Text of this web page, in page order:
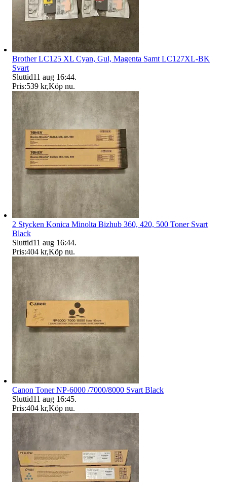
Brother LC125 XL Cyan, Gul, Magenta Samt LC127XL-BK
Svart
Sluttid11 aug 16:44.
Pris:539 kr,Köp nu.
2 Stycken Konica Minolta Bizhub 360, 420, 500 Toner Svart
Black
Sluttid11 aug 16:44.
Pris:404 kr,Köp nu.
Canon Toner NP-6000 /7000/8000 Svart Black
Sluttid11 aug 16:45.
Pris:404 kr,Köp nu.